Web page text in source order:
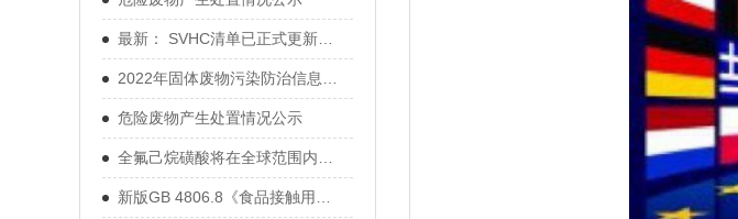
最新： SVHC清单已正式更新至233项！
2022年固体废物污染防治信息公开（第
危险废物产生处置情况公示
全氟己烷磺酸将在全球范围内被禁用
新版GB 4806.8《食品接触用纸和纸板材